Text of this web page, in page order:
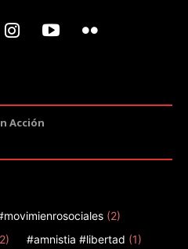
Acción
(2)
#amnistia #libertad (1)